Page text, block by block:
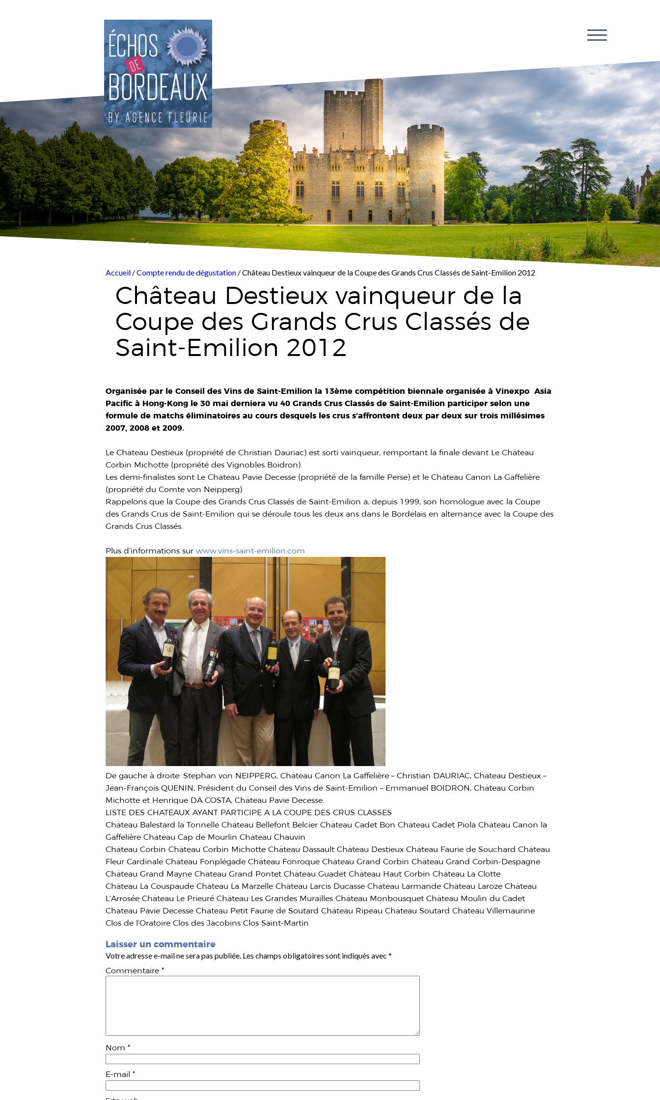
Accueil /Compte rendu de dégustation / Château Destieux vainqueur de la Coupe des Grands Crus Classés de Saint-Emilion 2012
Château Destieux vainqueur de la
Coupe des Grands Crus Classés de
Saint-Emilion 2012
Organisée par le Conseil des Vins de Saint-Emilion la 13ème compétition biennale organisée à Vinexpo Asia
Pacific à Hong-Kong le 30 mai derniera vu 40 Grands Crus Classés de Saint-Emilion participer selon une
formule de matchs éliminatoires au cours desquels les crus s’affrontent deux par deux sur trois millésimes
2007, 2008 et 2009.
Le Château Destieux (propriété de Christian Dauriac) est sorti vainqueur, remportant la finale devant Le Château
Corbin Michotte (propriété des Vignobles Boidron)
Les demi-finalistes sont Le Château Pavie Decesse (propriété de la famille Perse) et le Château Canon La Gaffelière
(propriété du Comte von Neipperg).
Rappelons que la Coupe des Grands Crus Classés de Saint-Emilion a, depuis 1999, son homologue avec la Coupe
des Grands Crus de Saint-Emilion qui se déroule tous les deux ans dans le Bordelais en alternance avec la Coupe des
Grands Crus Classés.
Plus d’informations surwww.vins-saint-emilion.com
De gauche à droite: Stephan von NEIPPERG, Château Canon La Gaffelière – Christian DAURIAC, Château Destieux –
Jean-François QUENIN, Président du Conseil des Vins de Saint-Emilion – Emmanuel BOIDRON, Château Corbin
Michotte et Henrique DA COSTA, Château Pavie Decesse.
LISTE DES CHATEAUX AYANT PARTICIPE A LA COUPE DES CRUS CLASSES
Château Balestard la Tonnelle Château Bellefont Belcier Château Cadet Bon Château Cadet Piola Château Canon la
Gaffelière Château Cap de Mourlin Château Chauvin
Château Corbin Château Corbin Michotte Château Dassault Château Destieux Château Faurie de Souchard Château
Fleur Cardinale Château Fonplégade Château Fonroque Château Grand Corbin Château Grand Corbin-Despagne
Château Grand Mayne Château Grand Pontet Château Guadet Château Haut Corbin Château La Clotte
Château La Couspaude Château La Marzelle Château Larcis Ducasse Château Larmande Château Laroze Château
L’Arrosée Château Le Prieuré Château Les Grandes Murailles Château Monbousquet Château Moulin du Cadet
Château Pavie Decesse Château Petit Faurie de Soutard Château Ripeau Château Soutard Château Villemaurine
Clos de l’Oratoire Clos des Jacobins Clos Saint-Martin
Laisser un commentaire
Votre adresse e-mail ne sera pas publiée. Les champs obligatoires sont indiqués avec*
Commentaire*
Nom*
E-mail*